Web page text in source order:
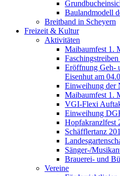
Baulandmodell
Breitband in Scheyern
Freizeit & Kultur
Aktivitäten
Maibaumfest 1.
Eröffnung Geh-
Eisenhut am
Einweihung der
Maibaumfest 1.
VGI-Flexi
Einweihung
Hopfakranzlfest
Schäfflertanz
Sänger-/
Brauerei- und
Vereine